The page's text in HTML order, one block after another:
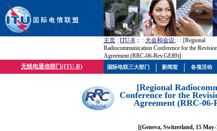
主页 : ITU-R ； : 大会和会议; : : [Regional
Radiocommunication Conference for the
Agreement (RRC-06-Rev.GE89)]
无线电通信部门(ITU-R)
[Regional
Conference for the
Agreement (RRC-06-
[(Geneva, Switzerland, 15
国际电联三大部门 新闻室 各项活动